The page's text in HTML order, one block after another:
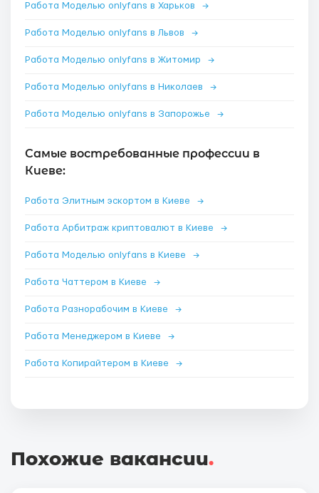
Работа Моделью onlyfans в Харьков →
Работа Моделью onlyfans в Львов →
Работа Моделью onlyfans в Житомир →
Работа Моделью onlyfans в Николаев →
Работа Моделью onlyfans в Запорожье →
Самые востребованные профессии в
Киеве:
Работа Элитным эскортом в Киеве →
Работа Арбитраж криптовалют в Киеве →
Работа Моделью onlyfans в Киеве →
Работа Чаттером в Киеве →
Работа Разнорабочим в Киеве →
Работа Менеджером в Киеве →
Работа Копирайтером в Киеве →
Похожие вакансии.